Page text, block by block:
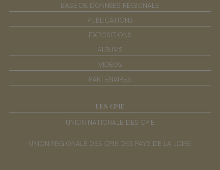
BASE DE DONNÉES RÉGIONALE
PUBLICATIONS
EXPOSITIONS
ALBUMS
VIDÉOS
PARTENAIRES
LES CPIE
UNION NATIONALE DES CPIE
UNION RÉGIONALE DES CPIE DES PAYS DE LA LOIRE